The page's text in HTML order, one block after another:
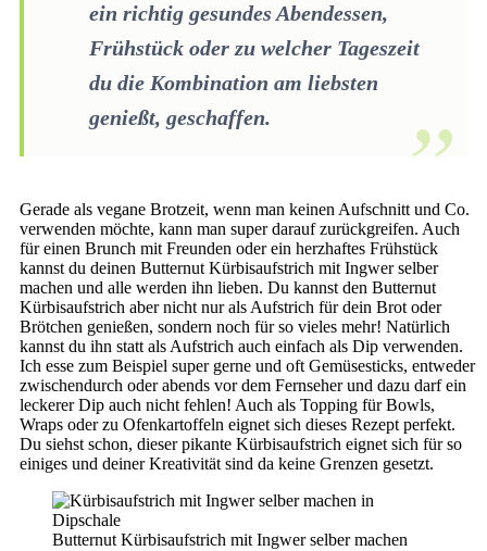
ein richtig gesundes Abendessen,
Frühstück oder zu welcher Tageszeit
du die Kombination am liebsten
genießt, geschaffen.
Gerade als vegane Brotzeit, wenn man keinen Aufschnitt und Co.
verwenden möchte, kann man super darauf zurückgreifen. Auch
für einen Brunch mit Freunden oder ein herzhaftes Frühstück
kannst du deinen Butternut Kürbisaufstrich mit Ingwer selber
machen und alle werden ihn lieben. Du kannst den Butternut
Kürbisaufstrich aber nicht nur als Aufstrich für dein Brot oder
Brötchen genießen, sondern noch für so vieles mehr! Natürlich
kannst du ihn statt als Aufstrich auch einfach als Dip verwenden.
Ich esse zum Beispiel super gerne und oft Gemüsesticks, entweder
zwischendurch oder abends vor dem Fernseher und dazu darf ein
leckerer Dip auch nicht fehlen! Auch als Topping für Bowls,
Wraps oder zu Ofenkartoffeln eignet sich dieses Rezept perfekt.
Du siehst schon, dieser pikante Kürbisaufstrich eignet sich für so
einiges und deiner Kreativität sind da keine Grenzen gesetzt.
Butternut Kürbisaufstrich mit Ingwer selber machen